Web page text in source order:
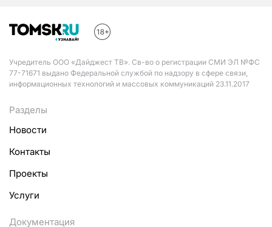
Учредитель ООО «Дайджест ТВ». Св-во о регистрации СМИ ЭЛ №ФС
77-71671 выдано Федеральной службой по надзору в сфере связи,
информационных технологий и массовых коммуникаций 23.11.2017
Разделы
Новости
Контакты
Проекты
Услуги
Документация